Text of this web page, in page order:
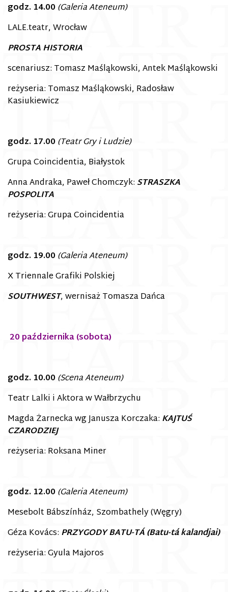
godz. 14.00(Galeria Ateneum)
LALE.teatr, Wrocław
PROSTA HISTORIA
scenariusz: Tomasz Maśląkowski, Antek Maśląkowski
reżyseria: Tomasz Maśląkowski, Radosław
Kasiukiewicz
godz. 17.00(Teatr Gry i Ludzie)
Grupa Coincidentia, Białystok
Anna Andraka, Paweł Chomczyk: STRASZKA
POSPOLITA
reżyseria: Grupa Coincidentia
godz. 19.00(Galeria Ateneum)
X Triennale Grafiki Polskiej
SOUTHWEST, wernisaż Tomasza Dańca
20 października (sobota)
godz. 10.00(Scena Ateneum)
Teatr Lalki i Aktora w Wałbrzychu
Magda Żarnecka wg Janusza Korczaka: KAJTUŚ
CZARODZIEJ
reżyseria: Roksana Miner
godz. 12.00(Galeria Ateneum)
Mesebolt Bábszínház, Szombathely (Węgry)
Géza Kovács: PRZYGODY BATU-TÁ (Batu-tá kalandjai)
reżyseria: Gyula Majoros